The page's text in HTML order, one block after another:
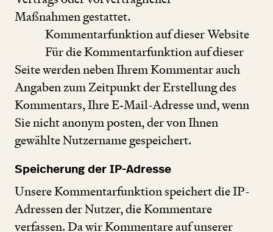
Maßnahmen gestattet.
Kommentarfunktion auf dieser Website
Für die Kommentarfunktion auf dieser
Seite werden neben Ihrem Kommentar auch
Angaben zum Zeitpunkt der Erstellung des
Kommentars, Ihre E‑Mail-Adresse und, wenn
Sie nicht anonym posten, der von Ihnen
gewählte Nutzername gespeichert.
Speicherung der IP-Adresse
Unsere Kommentarfunktion speichert die IP-
Adressen der Nutzer, die Kommentare
verfassen. Da wir Kommentare auf unserer